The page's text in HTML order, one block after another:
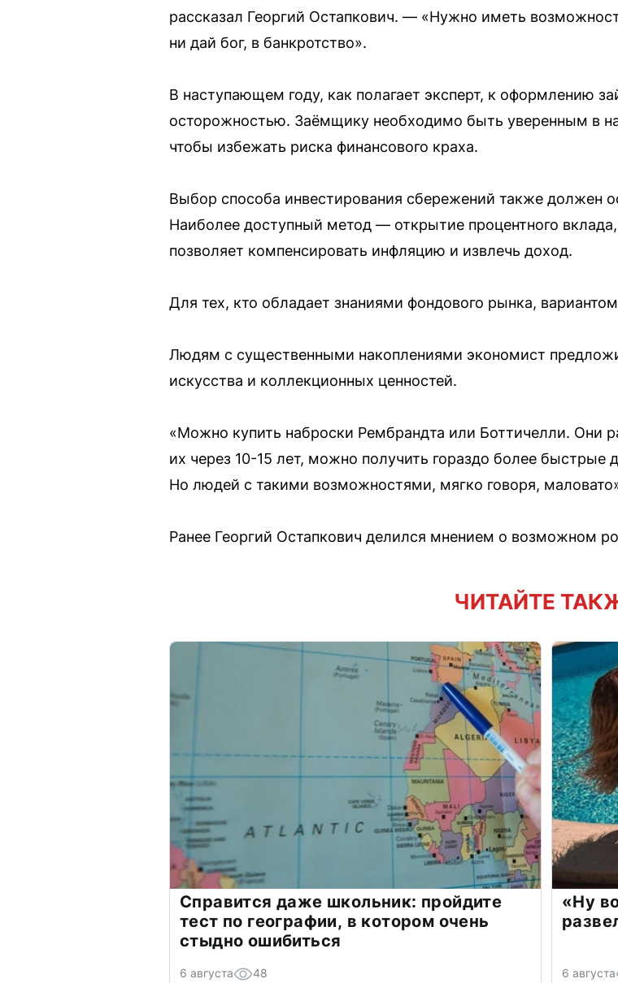
рассказал Георгий Остапкович. — «Нужно иметь
ни дай бог, в банкротство».
В наступающем году, как полагает эксперт, к оформлению
осторожностью. Заёмщику необходимо быть уверенным в
чтобы избежать риска финансового краха.
Выбор способа инвестирования сбережений также должен
Наиболее доступный метод — открытие процентного
позволяет компенсировать инфляцию и извлечь доход.
Для тех, кто обладает знаниями фондового рынка,
Людям с существенными накоплениями экономист
искусства и коллекционных ценностей.
«Можно купить наброски Рембрандта или Боттичелли. Они
их через 10-15 лет, можно получить гораздо более
Но людей с такими возможностями, мягко говоря,
Ранее Георгий Остапкович делился мнением о возможном
ЧИТАЙТЕ
Справится даже школьник: пройдите
тест по географии, в котором очень
стыдно ошибиться
6 августа 48
«Ну
6 августа